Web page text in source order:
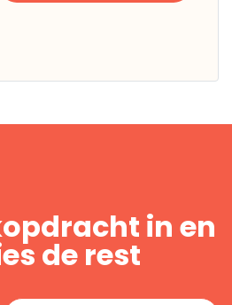
in en
de rest